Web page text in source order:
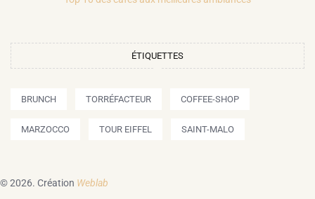
ÉTIQUETTES
BRUNCH TORRÉFACTEUR COFFEE-SHOP
MARZOCCO TOUR EIFFEL SAINT-MALO
© 2026. Création Weblab